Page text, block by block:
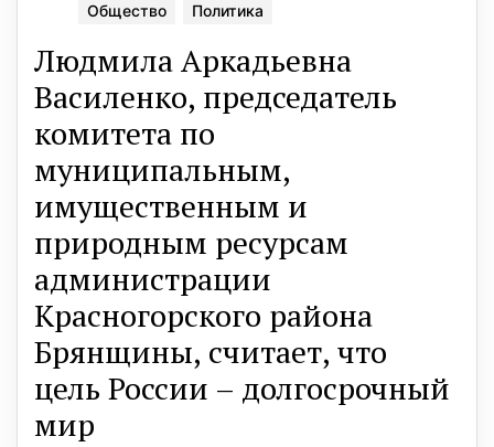
Общество Политика
Людмила Аркадьевна
Василенко, председатель
комитета по
муниципальным,
имущественным и
природным ресурсам
администрации
Красногорского района
Брянщины, считает, что
цель России – долгосрочный
мир